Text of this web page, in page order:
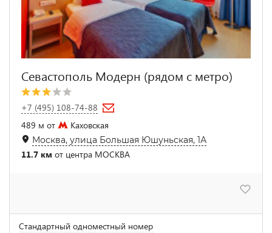
Севастополь Модерн (рядом с метро)
+7 (495) 108-74-88
489 м от
Каховская
Москва, улица Большая Юшуньская, 1А
11.7 км от центра МОСКВА
Стандартный одноместный номер